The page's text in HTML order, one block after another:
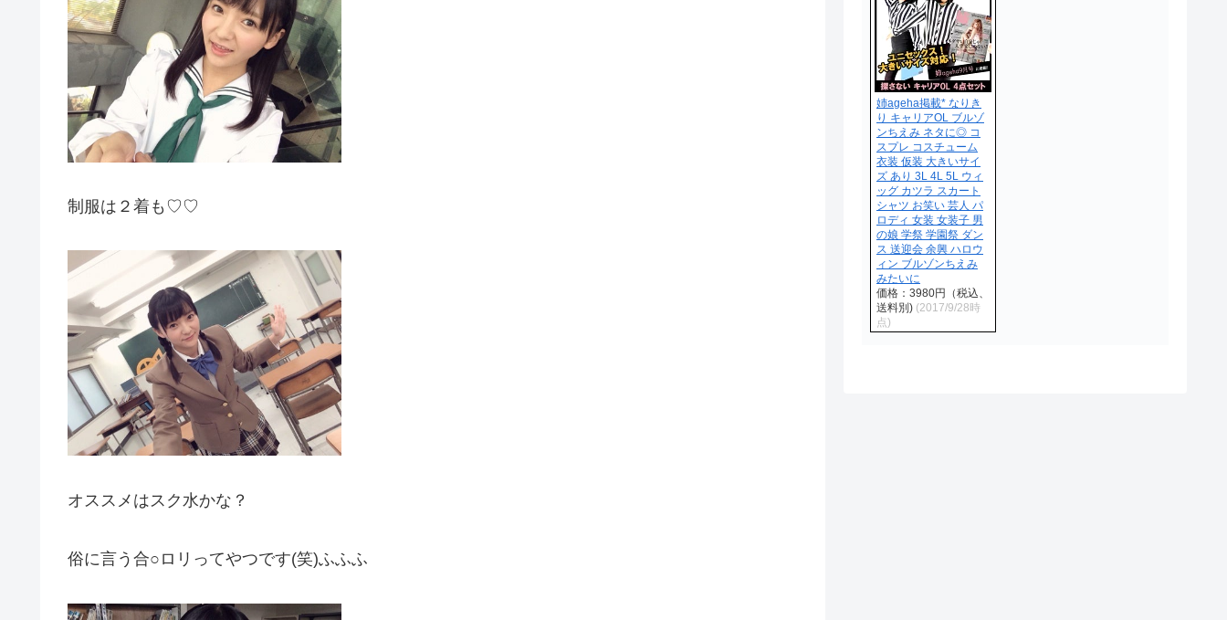
制服は２着も♡♡
オススメはスク水かな？
俗に言う合○ロリってやつです(笑)ふふふ
姉ageha掲載* なりき
り キャリアOL ブルゾ
ンちえみ ネタに◎ コ
スプレ コスチューム
衣装 仮装 大きいサイ
ズ あり 3L 4L 5L ウィ
ッグ カツラ スカート
シャツ お笑い 芸人 パ
ロディ 女装 女装子 男
の娘 学祭 学園祭 ダン
ス 送迎会 余興 ハロウ
ィン ブルゾンちえみ
みたいに
価格：3980円（税込、
送料別) (2017/9/28時
点)